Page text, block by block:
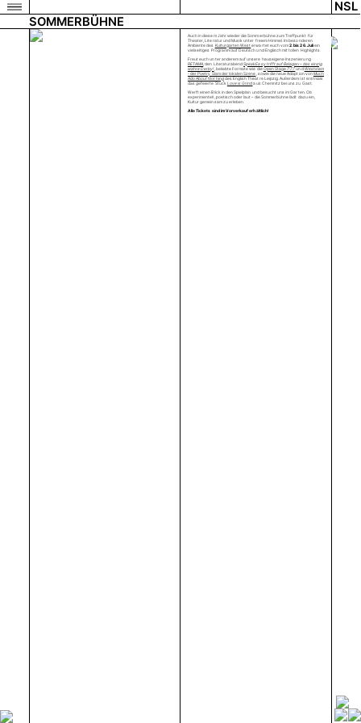
NSL
SOMMERBÜHNE
Auch in diesem Jahr wieder die Sommerbühne zum Treffpunkt für
Theater, Literatur und Musik unter freiem Himmel. Im besonderen
Ambiente des Kulturgarten Westerwartet euch vom2. bis 26. Juliein
vielseitiges Programm auf Deutsch und Englisch mit tollen Highlights.
Freut euch unter anderem auf unsere hauseigene Inszenierung
RETAMA , den LiteraturabendSpeakEasy trifft auf Balagan – das einzig
wahre Derby! , beliebte Formate wie dieOpen Stage7:77undWestslam
- der Poetry Slam der lokalen Szene , sowie die neue Adaption vonMuch
Ado About Nothingdes English Theatre Leipzig. Außerdem ist erstmals
das gefeierte Stück Love is Grindaus Chemnitz bei uns zu Gast.
Werft einen Blick in den Spielplan und besucht uns im Garten. Ob
experimentell, poetisch oder laut – die Sommerbühne lädt dazu ein,
Kultur gemeinsam zu erleben.
Alle Tickets sind im Vorverkauf erhältlich!